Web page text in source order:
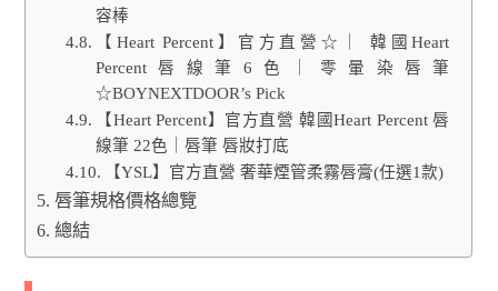
容棒
【Heart Percent】官方直營☆｜ 韓國Heart
Percent唇線筆6色｜零暈染唇筆
☆BOYNEXTDOOR’s Pick
【Heart Percent】官方直營 韓國Heart Percent 唇
線筆 22色｜唇筆 唇妝打底
【YSL】官方直營 奢華煙管柔霧唇膏(任選1款)
唇筆規格價格總覽
總結